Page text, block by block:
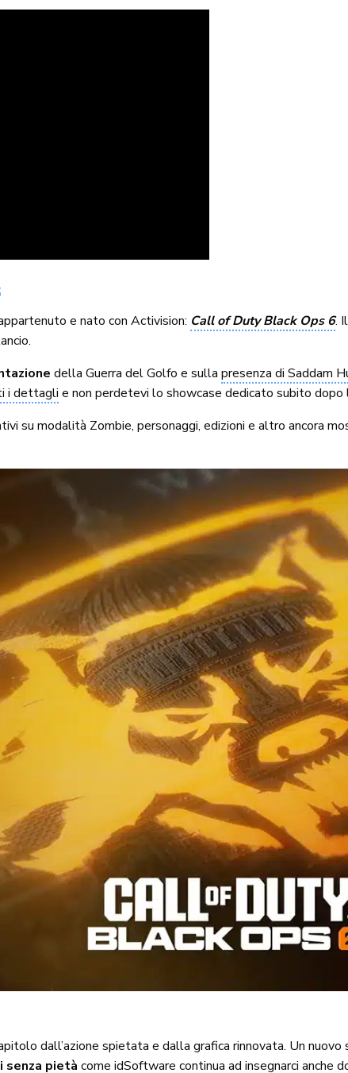
e nato con Activision: Call of Duty Black Ops 6.
della Guerra del Golfo e sullapresenza di Saddam
i dettagli e non perdetevi lo showcase dedicato subito
su modalità Zombie, personaggi, edizioni e altro ancora
dall’azione spietata e dalla grafica rinnovata. Un
senza pietà come idSoftware continua ad insegnarci anche